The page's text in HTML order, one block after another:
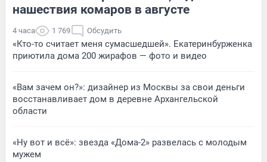
нашествия комаров в августе
4 часа 1 769 Обсудить
«Кто-то считает меня сумасшедшей». Екатеринбурженка
приютила дома 200 жирафов — фото и видео
«Вам зачем он?»: дизайнер из Москвы за свои деньги
восстанавливает дом в деревне Архангельской
области
«Ну вот и всё»: звезда «Дома-2» развелась с молодым
мужем